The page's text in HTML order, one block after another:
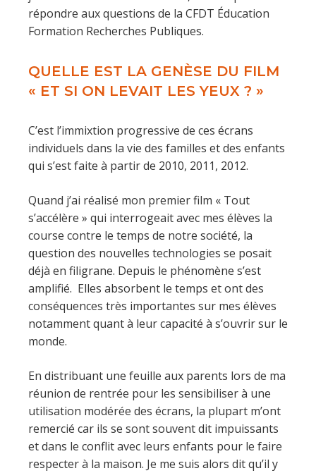
répondre aux questions de la CFDT Éducation
Formation Recherches Publiques.
QUELLE EST LA GENÈSE DU FILM
« ET SI ON LEVAIT LES YEUX ? »
C’est l’immixtion progressive de ces écrans
individuels dans la vie des familles et des enfants
qui s’est faite à partir de 2010, 2011, 2012.
Quand j’ai réalisé mon premier film « Tout
s’accélère » qui interrogeait avec mes élèves la
course contre le temps de notre société, la
question des nouvelles technologies se posait
déjà en filigrane. Depuis le phénomène s’est
amplifié. Elles absorbent le temps et ont des
conséquences très importantes sur mes élèves
notamment quant à leur capacité à s’ouvrir sur le
monde.
En distribuant une feuille aux parents lors de ma
réunion de rentrée pour les sensibiliser à une
utilisation modérée des écrans, la plupart m’ont
remercié car ils se sont souvent dit impuissants
et dans le conflit avec leurs enfants pour le faire
respecter à la maison. Je me suis alors dit qu’il y